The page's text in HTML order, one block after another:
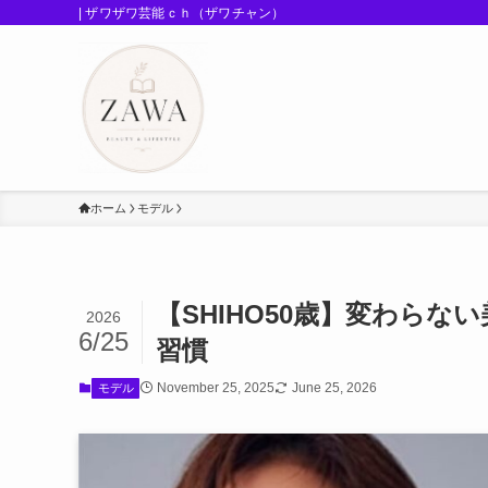
| ザワザワ芸能ｃｈ（ザワチャン）
ホーム モデル
【SHIHO50歳】変わらな
習慣
2026
6/25
モデル November 25, 2025 June 25, 2026